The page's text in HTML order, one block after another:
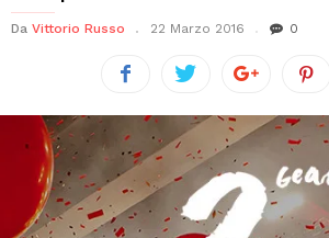
Da Vittorio Russo 22 Marzo 2016 0